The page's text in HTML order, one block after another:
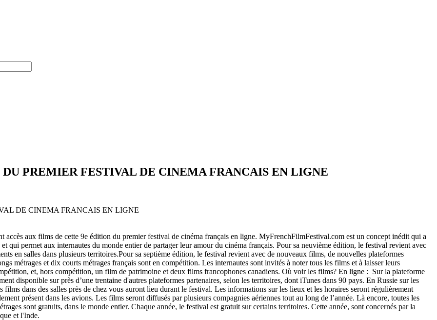
PREMIER FESTIVAL DE CINEMA FRANCAIS EN LIGNE
aux films de cette 9e édition du premier festival de cinéma français en ligne. MyFrenchFilmFestival.com est un concept inédit qui a
qui permet aux internautes du monde entier de partager leur amour du cinéma français. Pour sa neuvième édition, le festival revient avec
en salles dans plusieurs territoires.Pour sa septième édition, le festival revient avec de nouveaux films, de nouvelles plateformes
métrages et dix courts métrages français sont en compétition. Les internautes sont invités à noter tous les films et à laisser leurs
et, hors compétition, un film de patrimoine et deux films francophones canadiens. Où voir les films? En ligne : Sur la plateforme
disponible sur près d’une trentaine d'autres plateformes partenaires, selon les territoires, dont iTunes dans 90 pays. En Russie sur les
dans des salles près de chez vous auront lieu durant le festival. Les informations sur les lieux et les horaires seront régulièrement
présent dans les avions. Les films seront diffusés par plusieurs compagnies aériennes tout au long de l’année. Là encore, toutes les
sont gratuits, dans le monde entier. Chaque année, le festival est gratuit sur certains territoires. Cette année, sont concernés par la
et l'Inde.